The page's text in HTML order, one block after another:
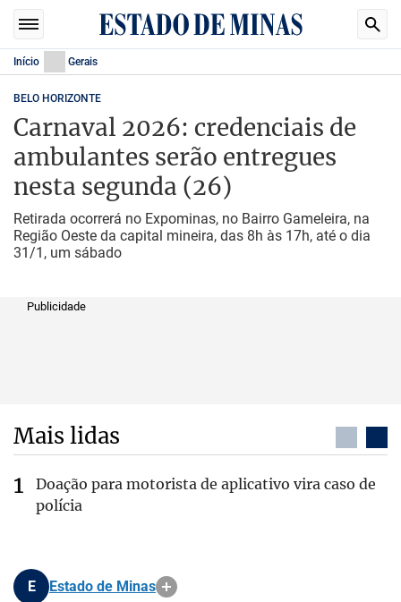
Início Gerais
BELO HORIZONTE
Carnaval 2026: credenciais de
ambulantes serão entregues
nesta segunda (26)
Retirada ocorrerá no Expominas, no Bairro Gameleira, na
Região Oeste da capital mineira, das 8h às 17h, até o dia
31/1, um sábado
Publicidade
Mais lidas
Doação para motorista de aplicativo vira caso de
polícia
E Estado de Minas